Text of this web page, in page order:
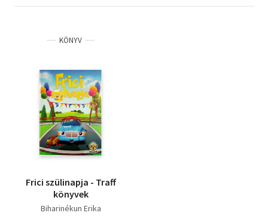
KÖNYV
Frici szülinapja - Traff
könyvek
Biharinékun Erika